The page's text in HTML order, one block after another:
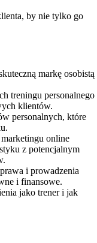
by nie tylko go
markę osobistą
treningu personalnego
klientów.
personalnych, które
online
z potencjalnym
i prowadzenia
i finansowe.
jako trener i jak